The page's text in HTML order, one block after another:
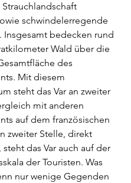
schwindelerregende
Insgesamt bedecken rund
Wald über die
des
Mit diesem
steht das Var an zweiter
mit anderen
auf dem französischen
zweiter Stelle, direkt
steht das Var auch auf der
der Touristen. Was
nur wenige Gegenden